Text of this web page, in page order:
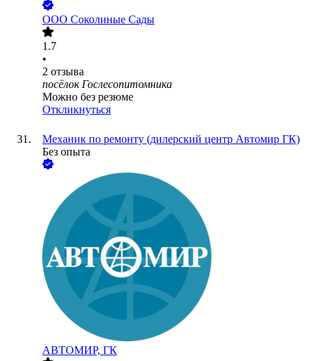
ООО Соколиные Сады
1.7
•
2 отзыва
посёлок Гослесопитомника
Можно без резюме
Откликнуться
Механик по ремонту (дилерский центр Автомир ГК)
Без опыта
АВТОМИР, ГК